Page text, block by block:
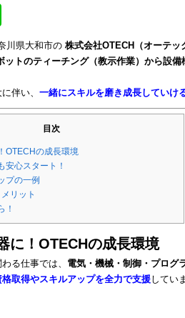
川県大和市の 株式会社OTECH（オーテッ
ットのティーチング（教示作業）から設
伴い、 一緒にスキルを磨き成長していけ
目次
OTECHの成長環境
安心スタート！
プの一例
リット
！
に！OTECHの成長環境
る仕事では、 電気・機械・制御・プログ
格取得やスキルアップを全力で支援してい